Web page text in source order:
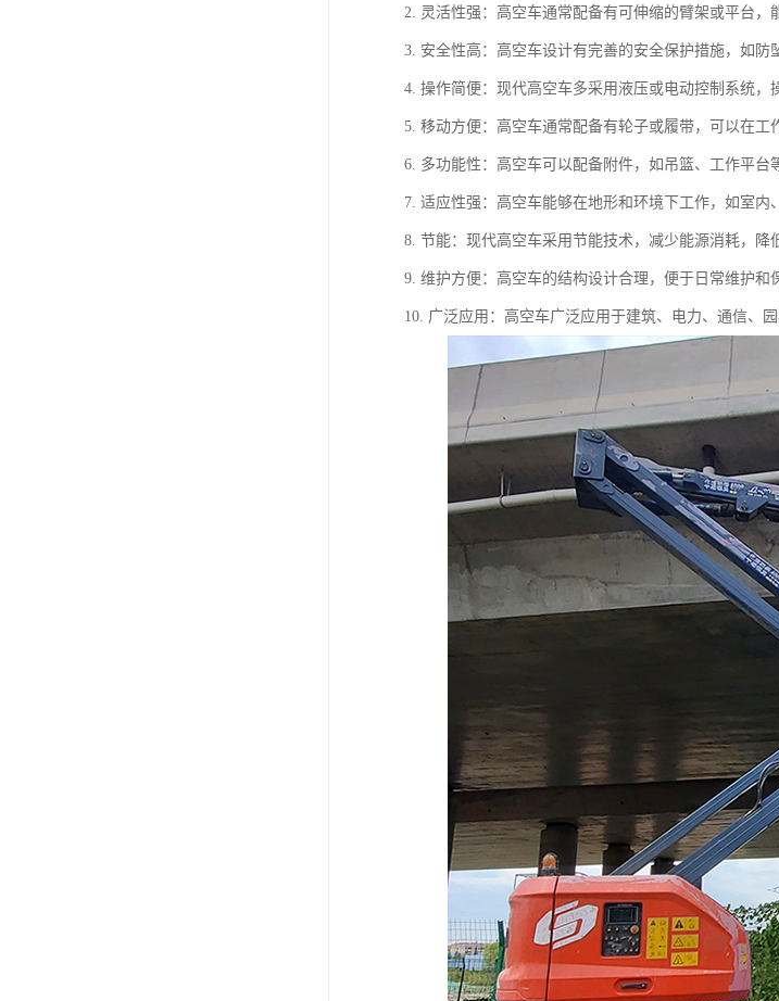
2. 灵活性强：高空车通常配备有可伸缩的臂架或平台，
3. 安全性高：高空车设计有完善的安全保护措施，如防
4. 操作简便：现代高空车多采用液压或电动控制系统，
5. 移动方便：高空车通常配备有轮子或履带，可以在工
6. 多功能性：高空车可以配备附件，如吊篮、工作平台
7. 适应性强：高空车能够在地形和环境下工作，如室内
8. 节能：现代高空车采用节能技术，减少能源消耗，降
9. 维护方便：高空车的结构设计合理，便于日常维护和
10. 广泛应用：高空车广泛应用于建筑、电力、通信、